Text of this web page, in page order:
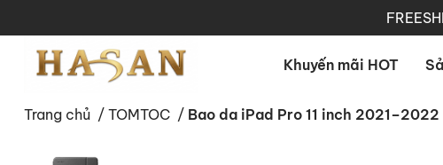
Khuyến mãi HOT
Trang chủ / TOMTOC / Bao da iPad Pro 11 inch